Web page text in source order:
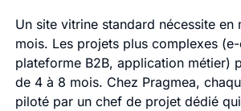
Un site vitrine standard nécessite en
mois. Les projets plus complexes
plateforme B2B, application métier)
de 4 à 8 mois. Chez Pragmea,
piloté par un chef de projet dédié